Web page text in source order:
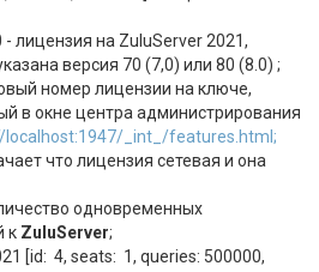
- лицензия на ZuluServer 2021,
версия 70 (7,0) или 80 (8.0) ;
номер лицензии на ключе,
в окне центра администрирования
localhost:1947/_int_/features.html;
что лицензия сетевая и она
одновременных
к ZuluServer;
[id: 4, seats: 1, queries: 500000,